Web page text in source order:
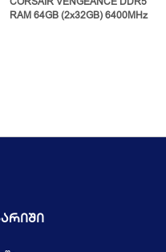
RAM 64GB (2x32GB) 6400MHz